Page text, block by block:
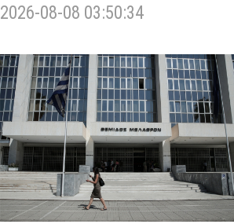
2026-08-08 03:50:34